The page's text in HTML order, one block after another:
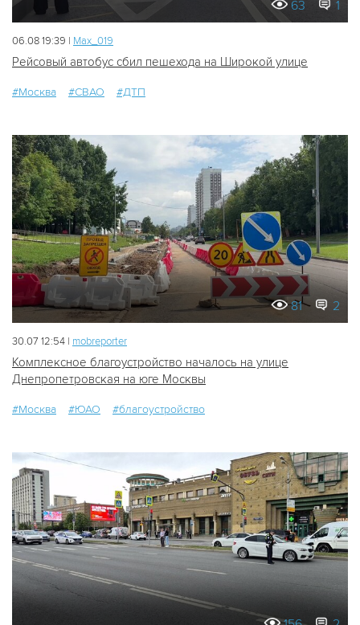
63 1
06.08 19:39 | Мах_019
Рейсовый автобус сбил пешехода на Широкой улице
#Москва #СВАО #ДТП
81 2
30.07 12:54 | mobreporter
Комплексное благоустройство началось на улице
Днепропетровская на юге Москвы
#Москва #ЮАО #благоустройство